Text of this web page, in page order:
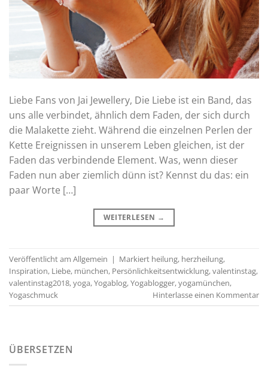
Liebe Fans von Jai Jewellery, Die Liebe ist ein Band, das
uns alle verbindet, ähnlich dem Faden, der sich durch
die Malakette zieht. Während die einzelnen Perlen der
Kette Ereignissen in unserem Leben gleichen, ist der
Faden das verbindende Element. Was, wenn dieser
Faden nun aber ziemlich dünn ist? Kennst du das: ein
paar Worte […]
WEITERLESEN →
Veröffentlicht am Allgemein | Markiert heilung, herzheilung,
Inspiration, Liebe, münchen, Persönlichkeitsentwicklung,valentinstag,
valentinstag2018,yoga,Yogablog,Yogablogger,yogamünchen,
Yogaschmuck
Hinterlasse einen Kommentar
ÜBERSETZEN